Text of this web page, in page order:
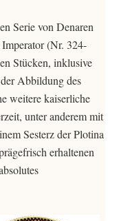
Serie von Denaren
(Nr. 324-
Stücken, inklusive
Abbildung des
weitere kaiserliche
unter anderem mit
Sesterz der Plotina
erhaltenen